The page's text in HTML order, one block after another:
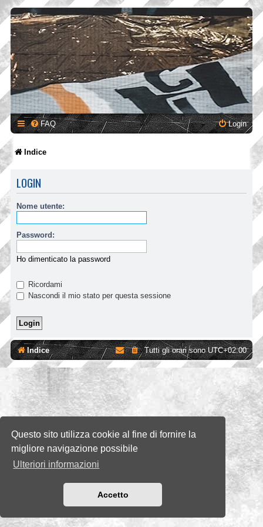
Questo sito utilizza cookie al fine di fornire la
migliore navigazione possibile
Ulteriori informazioni
Accetto
FAQ Login
Indice
LOGIN
Nome utente:
Password:
Ho dimenticato la password
Ricordami
Nascondi il mio stato per questa sessione
Indice Tutti gli orari sonoUTC+02:00